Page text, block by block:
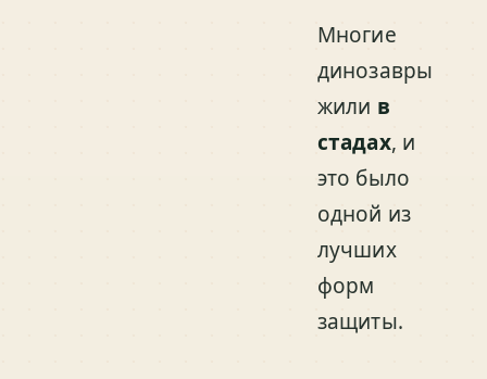
Многие
динозавры
жили в
стадах, и
это было
одной из
лучших
форм
защиты.